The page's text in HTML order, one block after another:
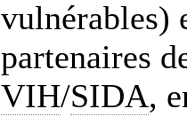
vulnérables)
partenaires
VIH/SIDA,